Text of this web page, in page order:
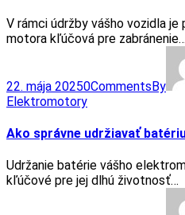
V rámci údržby vášho vozidla
motora kľúčová pre zabránenie…
22. mája 20250CommentsBy
Elektromotory
Ako správne udržiavať
Udržanie batérie vášho
kľúčové pre jej dlhú životnosť…